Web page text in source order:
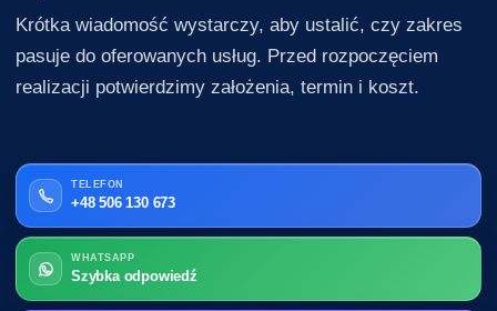
Krótka wiadomość wystarczy, aby ustalić, czy zakres
pasuje do oferowanych usług. Przed rozpoczęciem
realizacji potwierdzimy założenia, termin i koszt.
TELEFON
+48 506 130 673
WHATSAPP
Szybka odpowiedź